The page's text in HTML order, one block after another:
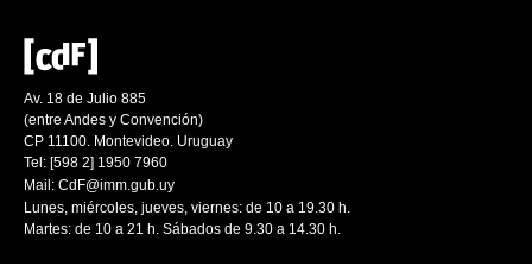
Av. 18 de Julio 885
(entre Andes y Convención)
CP 11100. Montevideo. Uruguay
Tel: [598 2] 1950 7960
Mail: CdF@imm.gub.uy
Lunes, miércoles, jueves, viernes: de 10 a 19.30 h.
Martes: de 10 a 21 h. Sábados de 9.30 a 14.30 h.